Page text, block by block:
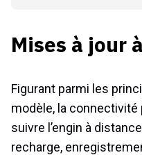
Mises à jour
Figurant parmi les
modèle, la connectivité
suivre l’engin à
recharge,